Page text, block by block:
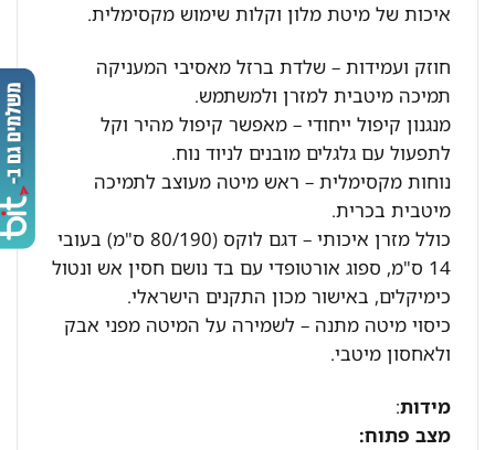
איכות של מיטת מלון וקלות שימוש מקסימלית.
חוזק ועמידות – שלדת ברזל מאסיבי המעניקה
תמיכה מיטבית למזרן ולמשתמש.
מנגנון קיפול ייחודי – מאפשר קיפול מהיר וקל
לתפעול עם גלגלים מובנים לניוד נוח.
נוחות מקסימלית – ראש מיטה מעוצב לתמיכה
מיטבית בכרית.
כולל מזרן איכותי – דגם לוקס (80/190 ס"מ) בעובי
14 ס"מ, ספוג אורטופדי עם בד נושם חסין אש ונטול
כימיקלים, באישור מכון התקנים הישראלי.
כיסוי מיטה מתנה – לשמירה על המיטה מפני אבק
ולאחסון מיטבי.
מידות:
מצב פתוח: